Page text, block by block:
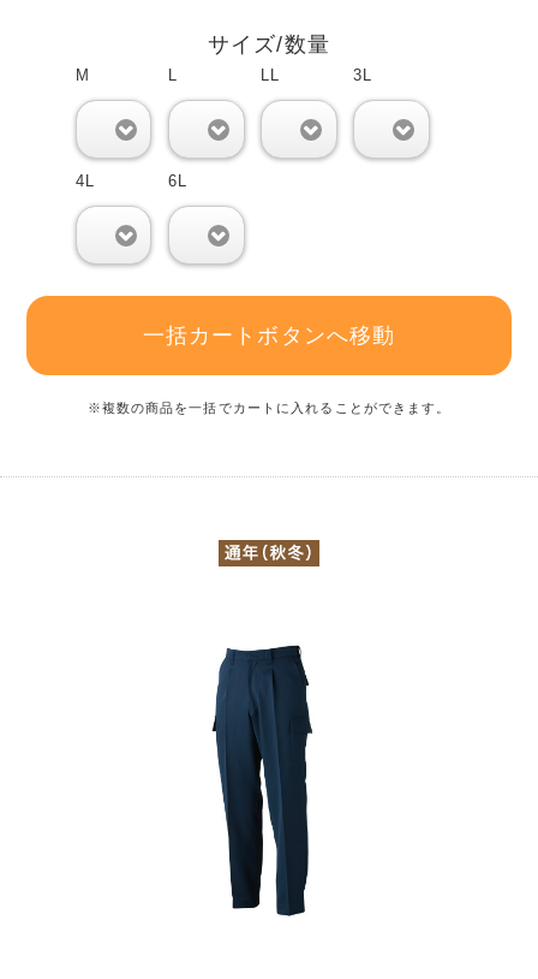
サイズ/数量
M L LL 3L
4L 6L
一括カートボタンへ移動
※複数の商品を一括でカートに入れることができます。